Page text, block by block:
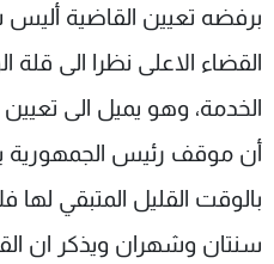
برفضه تعيين القاضية
القضاء الاعلى نظرا الى
الخدمة، وهو يميل الى
أن موقف رئيس الجمهورية
بالوقت القليل المتبقي لها
سنتان وشهران ويذكر ان